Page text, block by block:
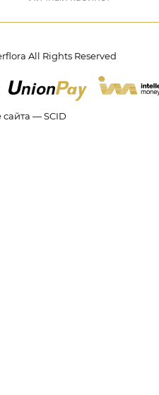
All Rights Reserved
— SCID